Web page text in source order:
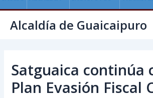
Alcaldía de Guaicaipuro
Satguaica continúa
Plan Evasión Fiscal
de